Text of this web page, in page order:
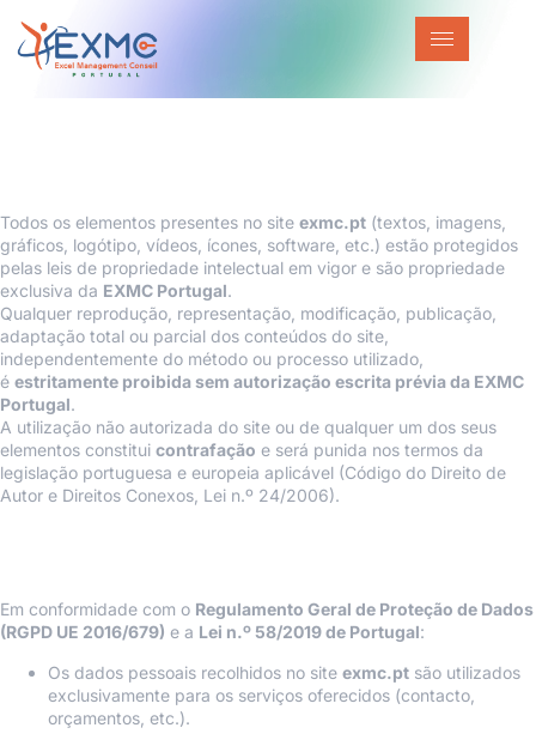
Todos os elementos presentes no site exmc.pt (textos, imagens,
gráficos, logótipo, vídeos, ícones, software, etc.) estão protegidos
pelas leis de propriedade intelectual em vigor e são propriedade
exclusiva da EXMC Portugal.
Qualquer reprodução, representação, modificação, publicação,
adaptação total ou parcial dos conteúdos do site,
independentemente do método ou processo utilizado,
é estritamente proibida sem autorização escrita prévia da EXMC
Portugal.
A utilização não autorizada do site ou de qualquer um dos seus
elementos constitui contrafação e será punida nos termos da
legislação portuguesa e europeia aplicável (Código do Direito de
Autor e Direitos Conexos, Lei n.º 24/2006).
Em conformidade com o Regulamento Geral de Proteção de Dados
(RGPD UE 2016/679) e a Lei n.º 58/2019 de Portugal:
Os dados pessoais recolhidos no site exmc.pt são utilizados
exclusivamente para os serviços oferecidos (contacto,
orçamentos, etc.).